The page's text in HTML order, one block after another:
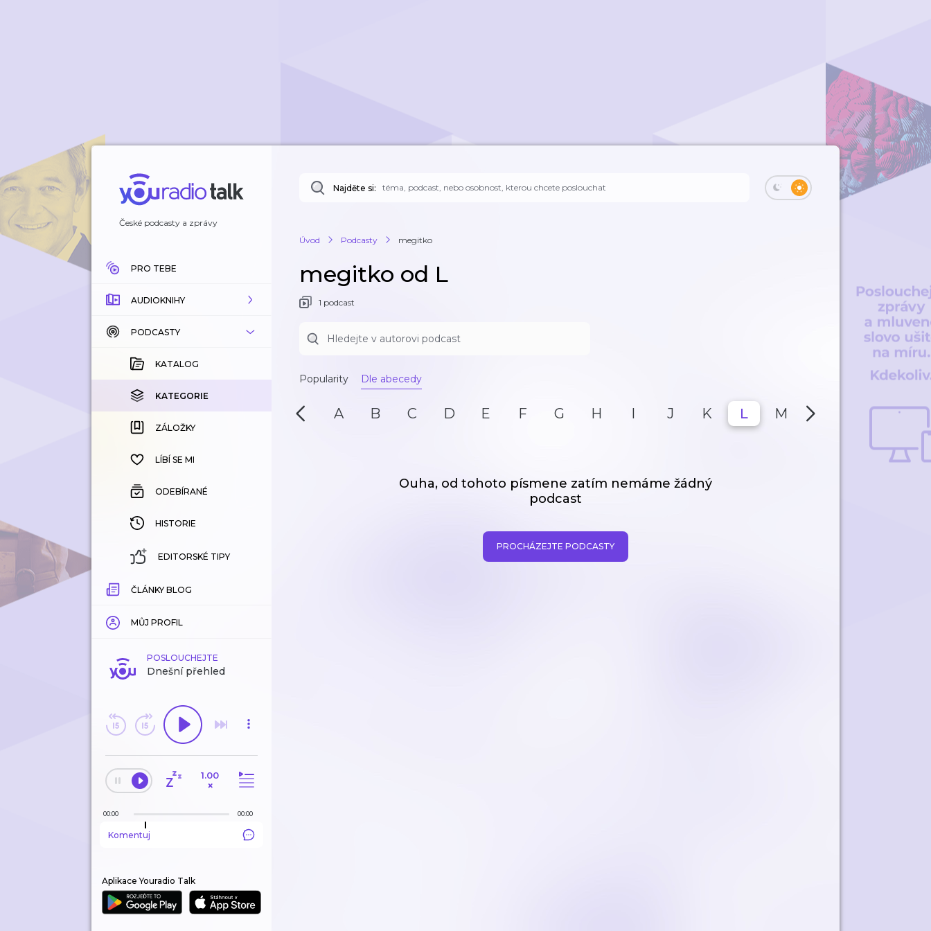
České podcasty a zprávy
PRO TEBE
AUDIOKNIHY
KATALOG
KOUPENÉ
KATEGORIE
ZÁLOŽKY
HISTORIE
PODCASTY
KATALOG
KATEGORIE
ZÁLOŽKY
LÍBÍ SE MI
ODEBÍRANÉ
HISTORIE
EDITORSKÉ TIPY
ČLÁNKY BLOG
MŮJ PROFIL
POSLOUCHEJTE
Dnešní přehled
1.00
×
00:00 00:00
Komentuj
Aplikace Youradio Talk
Najděte si:
Úvod Podcasty megitko
megitko od L
1 podcast
Popularity Dle abecedy
A B C D E F G H I J K L M N P
Ouha, od tohoto písmene zatím nemáme žádný
podcast
PROCHÁZEJTE PODCASTY